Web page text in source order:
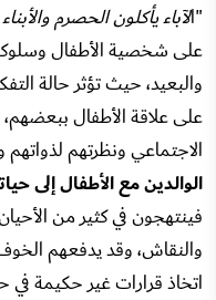
"الآباء يأكلون الحصرم
على شخصية الأطفال
والبعيد، حيث تؤثر حالة
على علاقة الأطفال
الاجتماعي ونظرتهم لذواتهم
الوالدين مع الأطفال إلى
فينتهجون في كثير من
والنقاش، وقد يدفعهم الخوف
اتخاذ قرارات غير حكيمة في